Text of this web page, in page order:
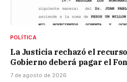
POLÍTICA
La Justicia rechazó el
Gobierno deberá pagar el
7 de agosto de 2026